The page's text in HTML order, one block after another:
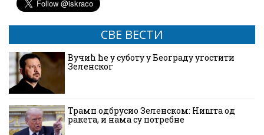
СВЕ ВЕСТИ
Вучић ће у суботу у Београду угостити
Зеленског
Трамп одбрусио Зеленском: Ништа од
ракета, и нама су потребне